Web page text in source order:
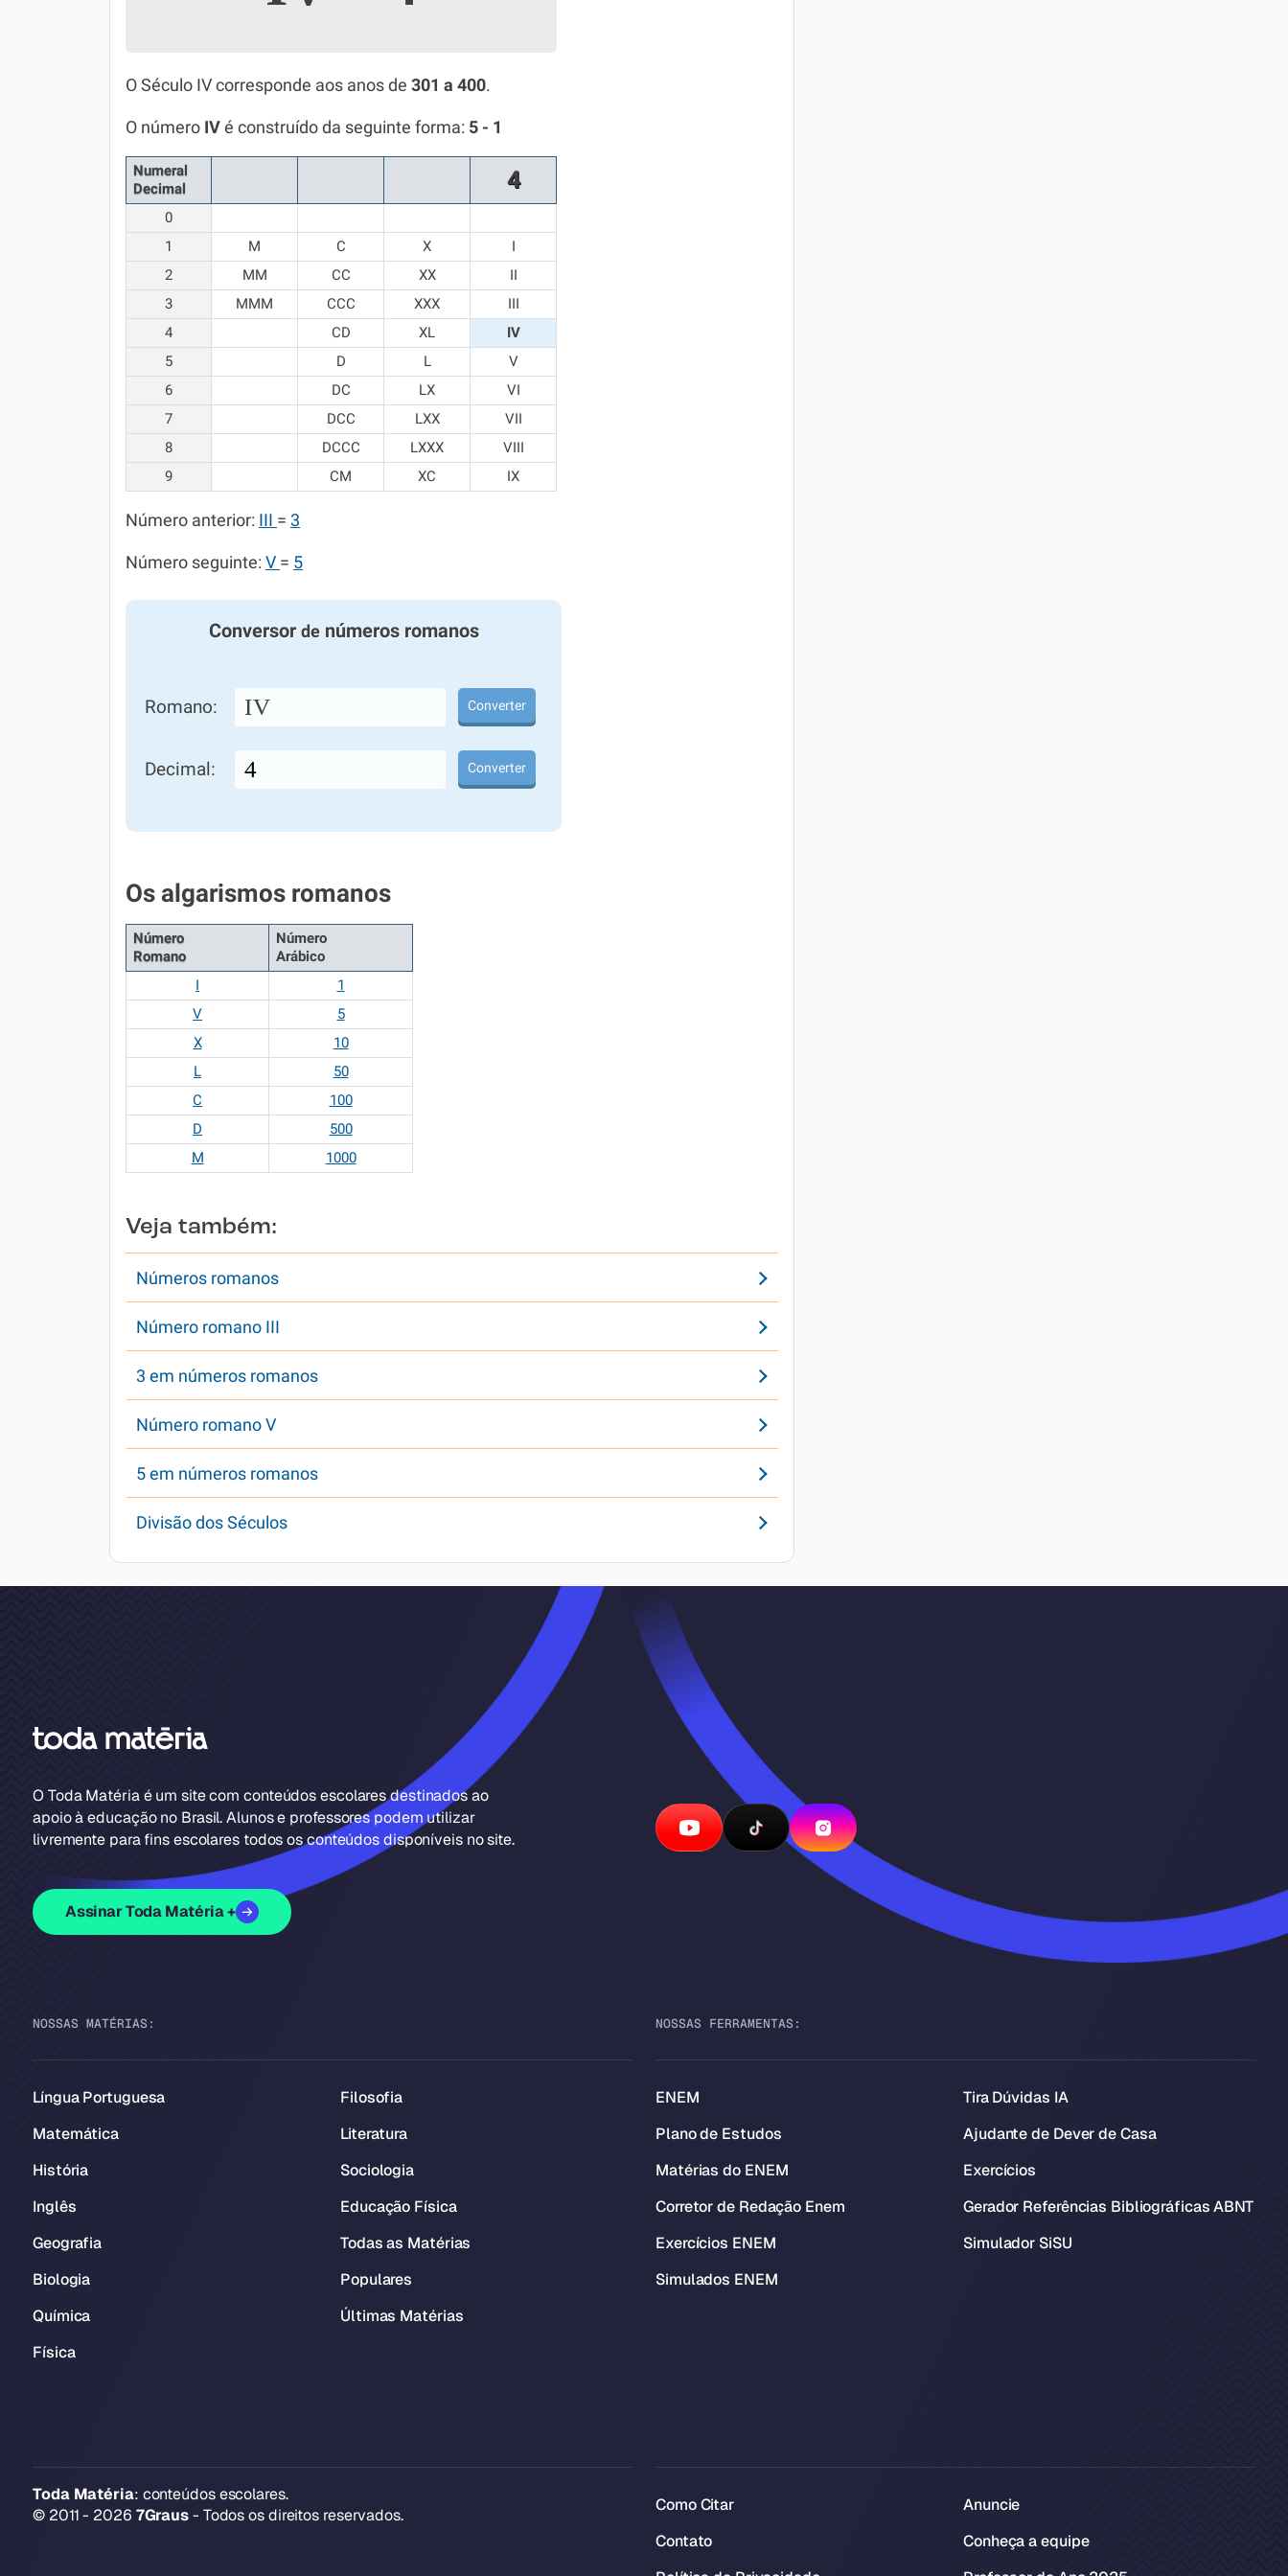
Química
O Século IV corresponde aos anos de 301 a 400.
O número IV é construído da seguinte forma: 5 - 1
Numeral
Decimal
4
0
1
M C X
I
2
MM CC XX
II
3
MMM CCC XXX
III
4
CD XL
IV
5
D L
V
6
DC LX
VI
7
DCC LXX
VII
8
DCCC LXXX
VIII
9
CM XC IX
Número anterior: III = 3
Número seguinte: V = 5
Conversor denúmeros romanos
Romano: IV Converter
Decimal: Converter
Os algarismos romanos
Número
Romano
Número
Arábico
I
1
V
5
X
10
L
50
C
100
D
500
M
1000
Veja também:
Números romanos
Número romano III
3 em números romanos
Número romano V
5 em números romanos
Divisão dos Séculos
O Toda Matéria é um site com conteúdos escolares destinados ao
apoio à educação no Brasil. Alunos e professores podem utilizar
livremente para fins escolares todos os conteúdos disponíveis no site.
Assinar Toda Matéria +
NOSSAS MATÉRIAS:
Língua Portuguesa
Matemática
História
Inglês
Geografia
Biologia
Química
Física
Filosofia
Literatura
Sociologia
Educação Física
Todas as Matérias
Populares
Últimas Matérias
NOSSAS FERRAMENTAS:
ENEM
Plano de Estudos
Matérias do ENEM
Corretor de Redação Enem
Exercícios ENEM
Simulados ENEM
Tira Dúvidas IA
Ajudante de Dever de Casa
Exercícios
Gerador Referências Bibliográficas ABNT
Simulador SiSU
Toda Matéria: conteúdos escolares.
© 2011 - 2026 7Graus- Todos os direitos reservados.
Como Citar
Contato
Anuncie
Conheça a equipe